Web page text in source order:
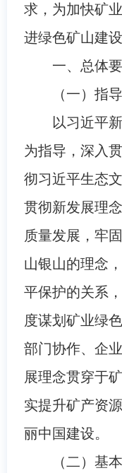
求，为加快矿
进绿色矿山建
一、总体
（一）指
以习近平
为指导，深入
彻习近平生态
贯彻新发展理
质量发展，牢
山银山的理念
平保护的关系
度谋划矿业绿
部门协作、企
展理念贯穿于
实提升矿产资
丽中国建设。
（二）基